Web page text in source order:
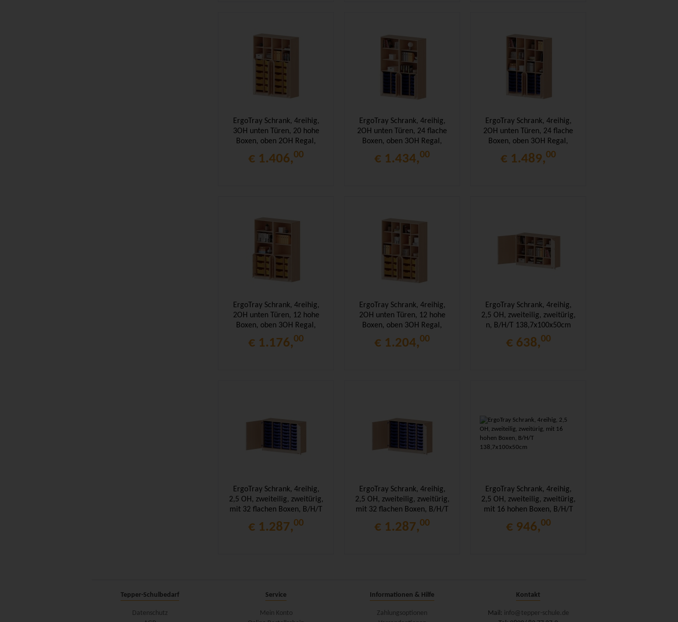
ErgoTray Schrank, 4reihig,
3OH unten Türen, 20 hohe
Boxen, oben 2OH Regal,
B/H/T 140,6x190x50cm
€ 1.406,00
ErgoTray Schrank, 4reihig,
2OH unten Türen, 24 flache
Boxen, oben 3OH Regal,
B/H/T 140,6x190x50cm
€ 1.434,00
ErgoTray Schrank, 4reihig,
2OH unten Türen, 24 flache
Boxen, oben 3OH Regal,
B/H/T 140,6x190x50cm
€ 1.489,00
ErgoTray Schrank, 4reihig,
2OH unten Türen, 12 hohe
Boxen, oben 3OH Regal,
B/H/T 140,6x190x50cm
€ 1.176,00
ErgoTray Schrank, 4reihig,
2OH unten Türen, 12 hohe
Boxen, oben 3OH Regal,
B/H/T 140,6x190x50cm
€ 1.204,00
ErgoTray Schrank, 4reihig,
2,5 OH, zweiteilig, zweitürig,
n, B/H/T 138,7x100x50cm
€ 638,00
ErgoTray Schrank, 4reihig,
2,5 OH, zweiteilig, zweitürig,
mit 32 flachen Boxen, B/H/T
138,7x100x50cm
€ 1.287,00
ErgoTray Schrank, 4reihig,
2,5 OH, zweiteilig, zweitürig,
mit 32 flachen Boxen, B/H/T
138,7x100x50cm
€ 1.287,00
ErgoTray Schrank, 4reihig,
2,5 OH, zweiteilig, zweitürig,
mit 16 hohen Boxen, B/H/T
138,7x100x50cm
€ 946,00
Tepper-Schulbedarf
Datenschutz
Service
Mein Konto
Informationen & Hilfe
Zahlungsoptionen
Kontakt
Mail: info@tepper-schule.de